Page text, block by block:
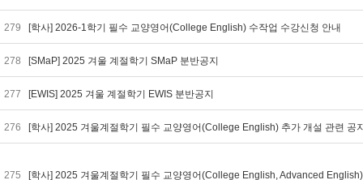
279 [학사] 2026-1학기 필수 교양영어(College English) 수작업 수강신청 안내
278 [SMaP] 2025 겨울 계절학기 SMaP 분반공지
277 [EWIS] 2025 겨울 계절학기 EWIS 분반공지
276 [학사] 2025 겨울계절학기 필수 교양영어(College English) 추가 개설 관련 공
275 [학사] 2025 겨울계절학기 필수 교양영어(College English, Advanced